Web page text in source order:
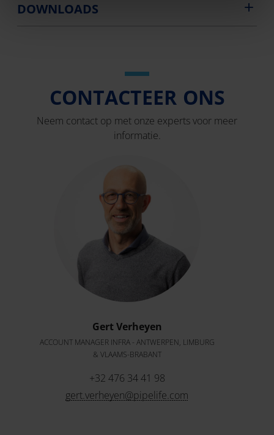
DOWNLOADS
CONTACTEER ONS
Neem contact op met onze experts voor meer
informatie.
Gert Verheyen
ACCOUNT MANAGER INFRA - ANTWERPEN, LIMBURG
& VLAAMS-BRABANT
+32 476 34 41 98
gert.verheyen@pipelife.com